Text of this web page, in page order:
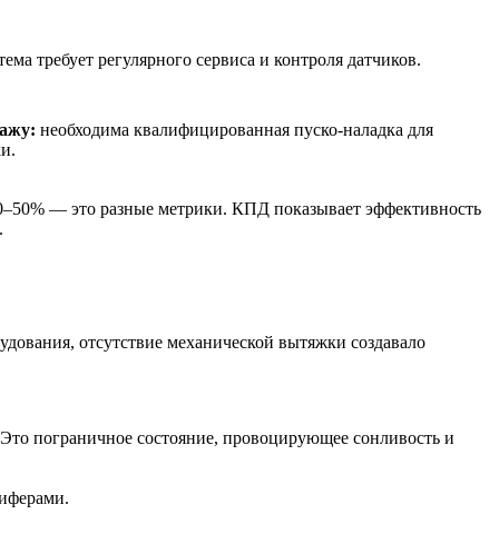
требует регулярного сервиса и контроля датчиков.
необходима квалифицированная пуско-наладка для
— это разные метрики. КПД показывает эффективность
отсутствие механической вытяжки создавало
пограничное состояние, провоцирующее сонливость и